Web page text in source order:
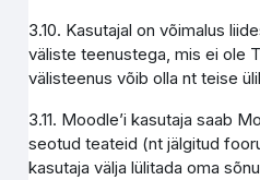
3.10. Kasutajal on võimalus
väliste teenustega, mis ei ole
välisteenus võib olla nt teise
3.11. Moodle’i kasutaja saab
seotud teateid (nt jälgitud
kasutaja välja lülitada oma